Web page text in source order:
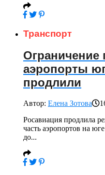
Транспорт
Ограничение
аэропорты
продлили
Автор: Елена Зотова
Росавиация продлила
часть аэропортов на
до...